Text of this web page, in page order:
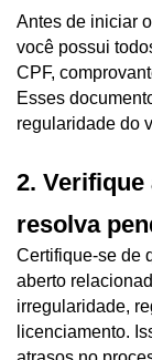
Antes de iniciar
você possui
CPF,
Esses
regularidade do
2.
resolva
Certifique-se de
aberto
irregularidade,
licenciamento.